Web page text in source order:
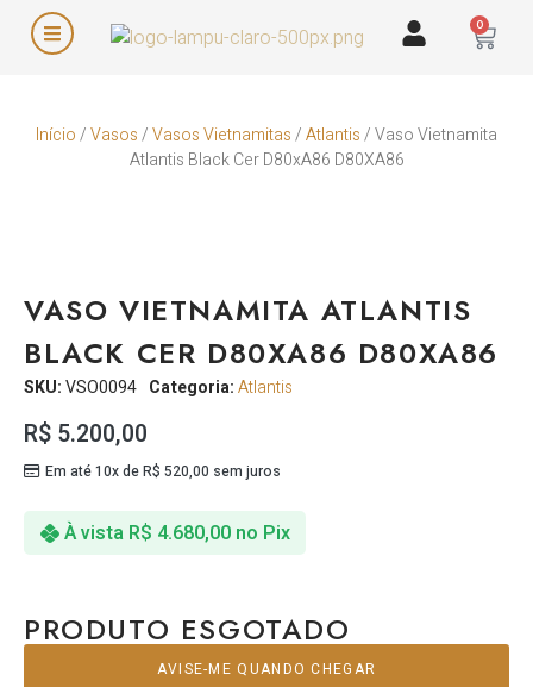
0
Início/Vasos/Vasos Vietnamitas/Atlantis/ Vaso Vietnamita
Atlantis Black Cer D80xA86 D80XA86
VASO VIETNAMITA ATLANTIS
BLACK CER D80XA86 D80XA86
SKU:VSO0094 Categoria:Atlantis
R$ 5.200,00
Em até 10x deR$ 520,00 sem juros
À vista R$ 4.680,00 no Pix
PRODUTO ESGOTADO
AVISE-ME QUANDO CHEGAR